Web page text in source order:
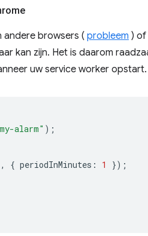
andere browsers ( probleem )
kan zijn. Het is daarom
uw service worker
alarm" );
, { periodInMinutes : 1
});